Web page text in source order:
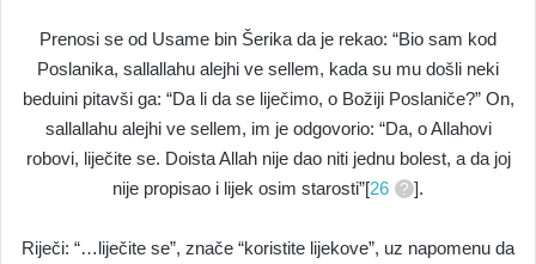
Prenosi se od Usame bin Šerika da je rekao: “Bio sam kod
Poslanika, sallallahu alejhi ve sellem, kada su mu došli neki
beduini pitavši ga: “Da li da se liječimo, o Božiji Poslaniče?” On,
sallallahu alejhi ve sellem, im je odgovorio: “Da, o Allahovi
robovi, liječite se. Doista Allah nije dao niti jednu bolest, a da joj
nije propisao i lijek osim starosti”[26 ].
Riječi: “…liječite se”, znače “koristite lijekove”, uz napomenu da